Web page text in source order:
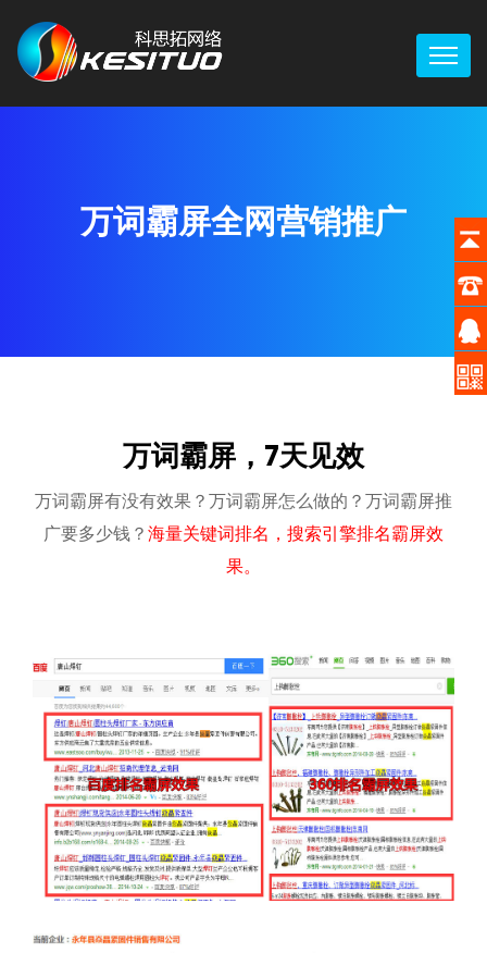
万词霸屏全网营销推广
万词霸屏，7天见效
万词霸屏有没有效果？万词霸屏怎么做的？万词霸屏推
广要多少钱？海量关键词排名，搜索引擎排名霸屏效
果。